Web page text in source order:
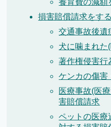
養育費の減額
損害賠償請求をする
交通事故後遺
犬に噛まれた
著作権侵害行
ケンカの傷害
医療事故(医
害賠償請求
ペットの医療